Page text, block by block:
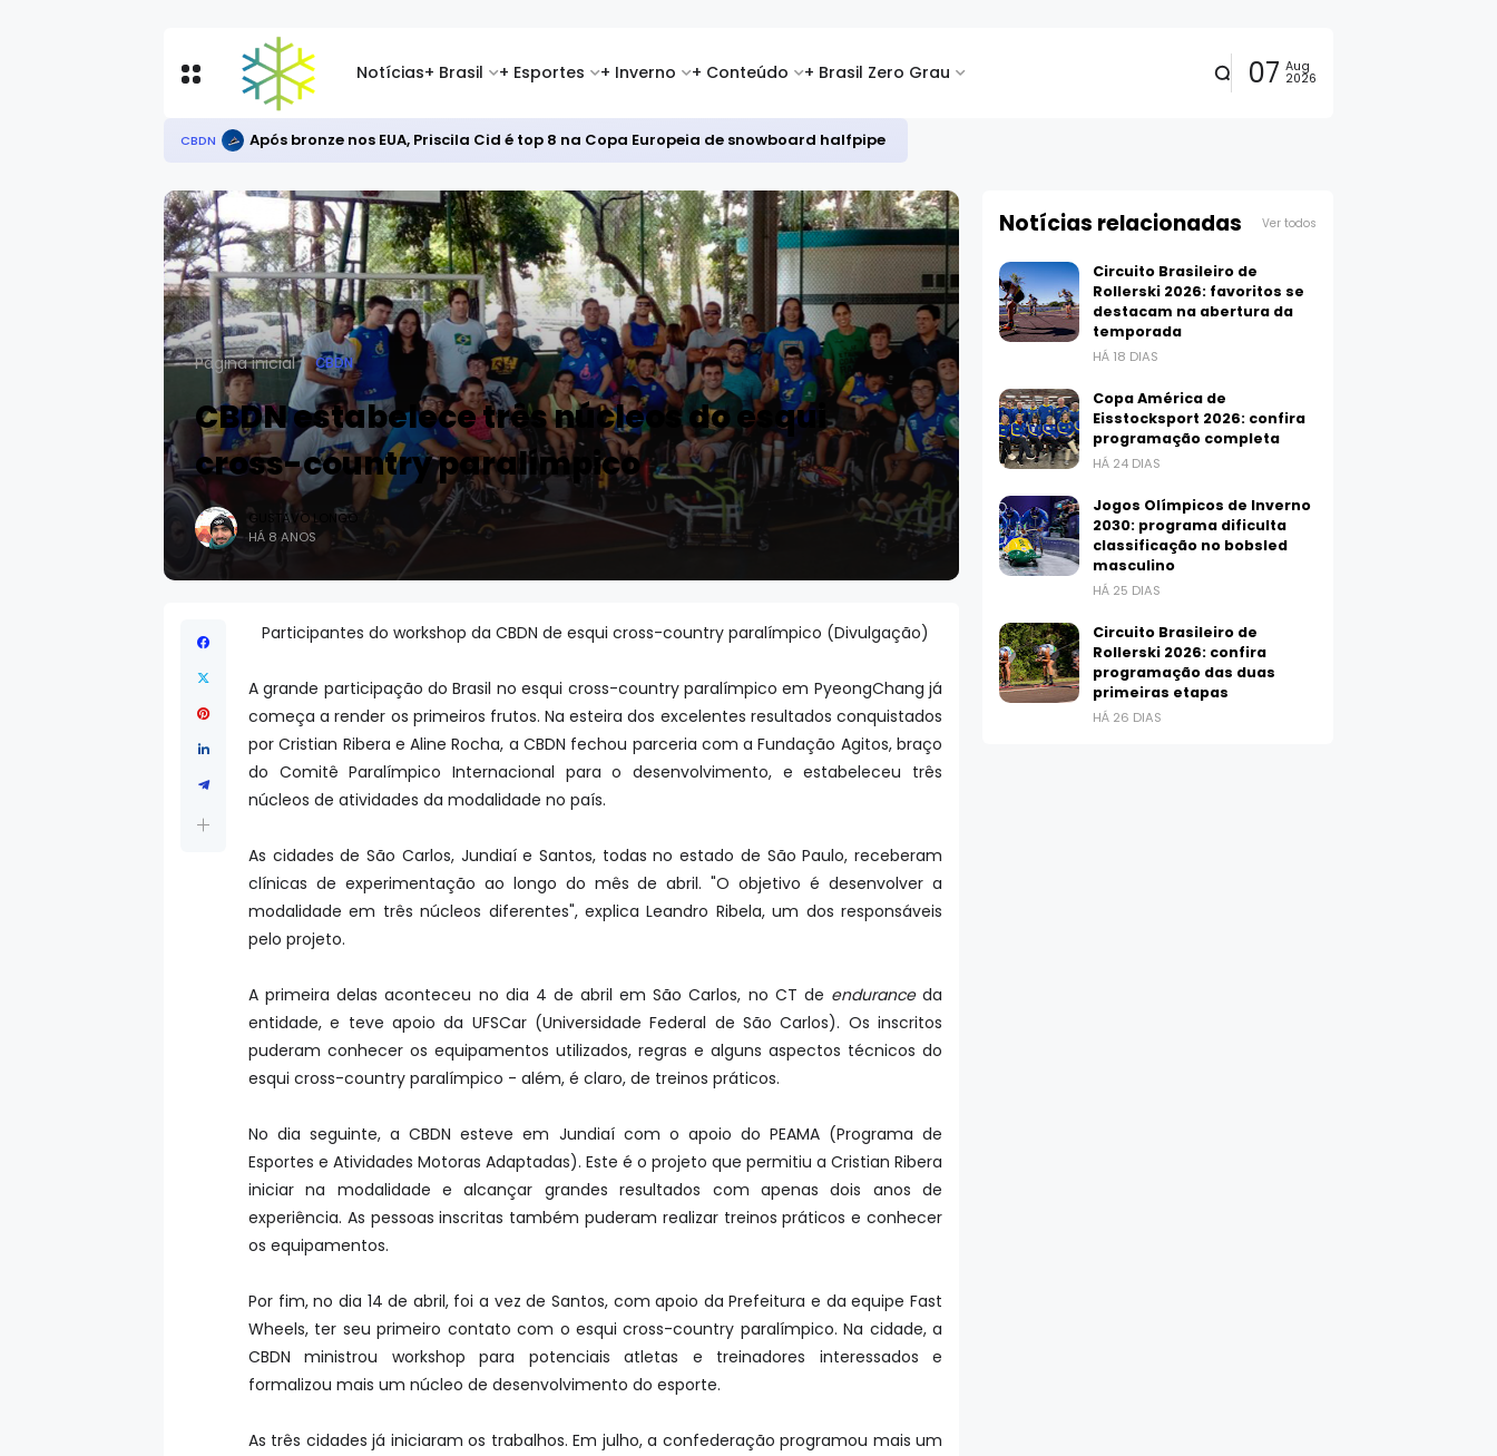
Notícias+ Brasil + Esportes + Inverno + Conteúdo + Brasil Zero Grau 07 Aug
2026
CBDN Após bronze nos EUA, Priscila Cid é top 8 na Copa Europeia de snowboard halfpipe
Página inicial CBDN
CBDN estabelece três núcleos do esqui
cross-country paralímpico
GUSTAVO LONGO
HÁ 8 ANOS
Participantes do workshop da CBDN de esqui cross-country paralímpico (Divulgação)
A grande participação do Brasil no esqui cross-country paralímpico em PyeongChang já
começa a render os primeiros frutos. Na esteira dos excelentes resultados conquistados
por Cristian Ribera e Aline Rocha, a CBDN fechou parceria com a Fundação Agitos, braço
do Comitê Paralímpico Internacional para o desenvolvimento, e estabeleceu três
núcleos de atividades da modalidade no país.
As cidades de São Carlos, Jundiaí e Santos, todas no estado de São Paulo, receberam
clínicas de experimentação ao longo do mês de abril. "O objetivo é desenvolver a
modalidade em três núcleos diferentes", explica Leandro Ribela, um dos responsáveis
pelo projeto.
A primeira delas aconteceu no dia 4 de abril em São Carlos, no CT de enduranceda
entidade, e teve apoio da UFSCar (Universidade Federal de São Carlos). Os inscritos
puderam conhecer os equipamentos utilizados, regras e alguns aspectos técnicos do
esqui cross-country paralímpico - além, é claro, de treinos práticos.
No dia seguinte, a CBDN esteve em Jundiaí com o apoio do PEAMA (Programa de
Esportes e Atividades Motoras Adaptadas). Este é o projeto que permitiu a Cristian Ribera
iniciar na modalidade e alcançar grandes resultados com apenas dois anos de
experiência. As pessoas inscritas também puderam realizar treinos práticos e conhecer
os equipamentos.
Por fim, no dia 14 de abril, foi a vez de Santos, com apoio da Prefeitura e da equipe Fast
Wheels, ter seu primeiro contato com o esqui cross-country paralímpico. Na cidade, a
CBDN ministrou workshop para potenciais atletas e treinadores interessados e
formalizou mais um núcleo de desenvolvimento do esporte.
As três cidades já iniciaram os trabalhos. Em julho, a confederação programou mais um
Notícias relacionadas Ver todos
Circuito Brasileiro de
Rollerski 2026: favoritos se
destacam na abertura da
temporada
HÁ 18 DIAS
Copa América de
Eisstocksport 2026: confira
programação completa
HÁ 24 DIAS
Jogos Olímpicos de Inverno
2030: programa dificulta
classificação no bobsled
masculino
HÁ 25 DIAS
Circuito Brasileiro de
Rollerski 2026: confira
programação das duas
primeiras etapas
HÁ 26 DIAS